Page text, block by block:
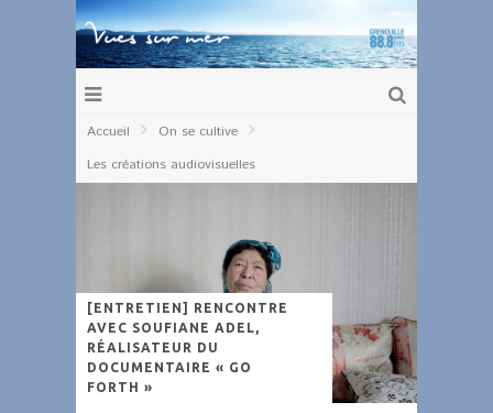
Accueil
On se cultive
Les créations audiovisuelles
[ENTRETIEN] RENCONTRE
AVEC SOUFIANE ADEL,
RÉALISATEUR DU
DOCUMENTAIRE « GO
FORTH »